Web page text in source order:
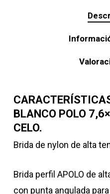
BLANCO POLO
CELO.
Brida de nylon de alta
Brida perfil APOLO de
con punta angulada